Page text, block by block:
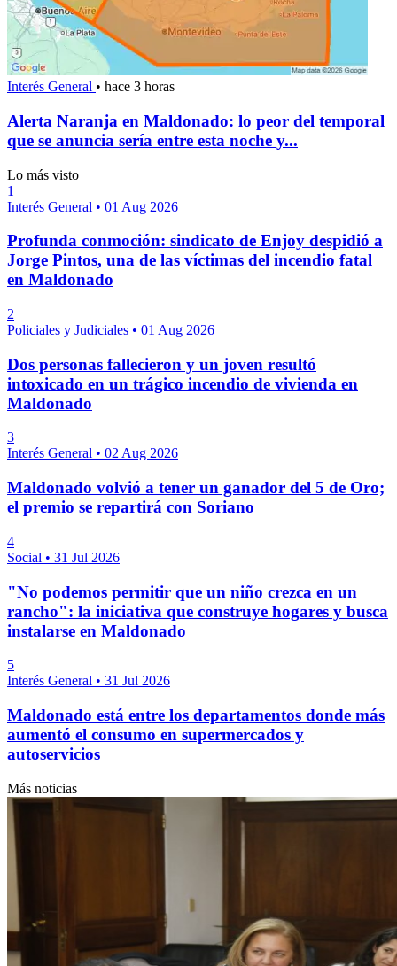
Interés General • hace 3 horas
Alerta Naranja en Maldonado: lo peor del temporal
que se anuncia sería entre esta noche y...
Lo más visto
1
Interés General • 01 Aug 2026
Profunda conmoción: sindicato de Enjoy despidió a
Jorge Pintos, una de las víctimas del incendio fatal
en Maldonado
2
Policiales y Judiciales • 01 Aug 2026
Dos personas fallecieron y un joven resultó
intoxicado en un trágico incendio de vivienda en
Maldonado
3
Interés General • 02 Aug 2026
Maldonado volvió a tener un ganador del 5 de Oro;
el premio se repartirá con Soriano
4
Social • 31 Jul 2026
"No podemos permitir que un niño crezca en un
rancho": la iniciativa que construye hogares y busca
instalarse en Maldonado
5
Interés General • 31 Jul 2026
Maldonado está entre los departamentos donde más
aumentó el consumo en supermercados y
autoservicios
Más noticias